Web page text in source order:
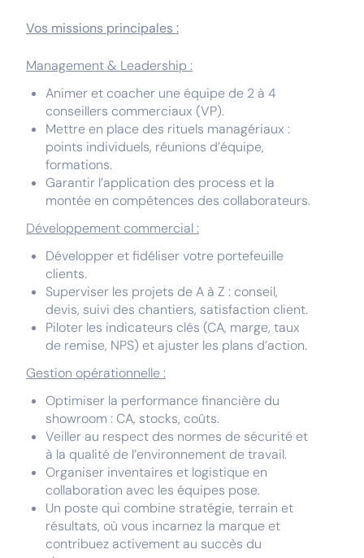
Vos missions principales :
Management & Leadership :
Animer et coacher une équipe de 2 à 4
conseillers commerciaux (VP).
Mettre en place des rituels managériaux :
points individuels, réunions d’équipe,
formations.
Garantir l’application des process et la
montée en compétences des collaborateurs.
Développement commercial :
Développer et fidéliser votre portefeuille
clients.
Superviser les projets de A à Z : conseil,
devis, suivi des chantiers, satisfaction client.
Piloter les indicateurs clés (CA, marge, taux
de remise, NPS) et ajuster les plans d’action.
Gestion opérationnelle :
Optimiser la performance financière du
showroom : CA, stocks, coûts.
Veiller au respect des normes de sécurité et
à la qualité de l’environnement de travail.
Organiser inventaires et logistique en
collaboration avec les équipes pose.
Un poste qui combine stratégie, terrain et
résultats, où vous incarnez la marque et
contribuez activement au succès du